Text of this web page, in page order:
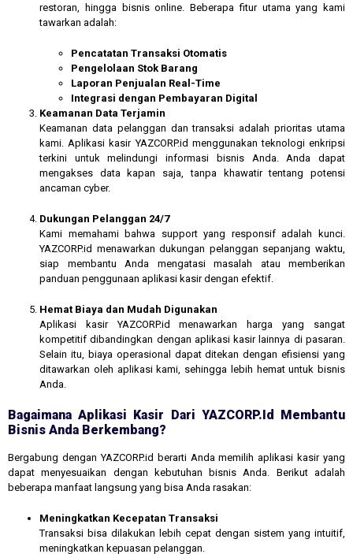
restoran, hingga bisnis online. Beberapa fitur utama yang kami
tawarkan adalah:
Pencatatan Transaksi Otomatis
Pengelolaan Stok Barang
Laporan Penjualan Real-Time
Integrasi dengan Pembayaran Digital
Keamanan Data Terjamin
Keamanan data pelanggan dan transaksi adalah prioritas utama
kami. Aplikasi kasir YAZCORP.id menggunakan teknologi enkripsi
terkini untuk melindungi informasi bisnis Anda. Anda dapat
mengakses data kapan saja, tanpa khawatir tentang potensi
ancaman cyber.
Dukungan Pelanggan 24/7
Kami memahami bahwa support yang responsif adalah kunci.
YAZCORP.id menawarkan dukungan pelanggan sepanjang waktu,
siap membantu Anda mengatasi masalah atau memberikan
panduan penggunaan aplikasi kasir dengan efektif.
Hemat Biaya dan Mudah Digunakan
Aplikasi kasir YAZCORP.id menawarkan harga yang sangat
kompetitif dibandingkan dengan aplikasi kasir lainnya di pasaran.
Selain itu, biaya operasional dapat ditekan dengan efisiensi yang
ditawarkan oleh aplikasi kami, sehingga lebih hemat untuk bisnis
Anda.
Bagaimana Aplikasi Kasir Dari YAZCORP.id Membantu
Bisnis Anda Berkembang?
Bergabung dengan YAZCORP.id berarti Anda memilih aplikasi kasir yang
dapat menyesuaikan dengan kebutuhan bisnis Anda. Berikut adalah
beberapa manfaat langsung yang bisa Anda rasakan:
Meningkatkan Kecepatan Transaksi
Transaksi bisa dilakukan lebih cepat dengan sistem yang intuitif,
meningkatkan kepuasan pelanggan.